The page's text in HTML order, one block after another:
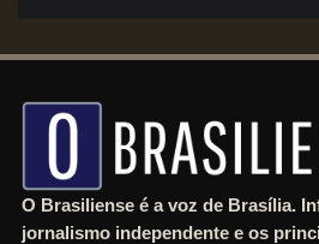
c
O Brasiliense é a voz de Brasília.
jornalismo independente e os